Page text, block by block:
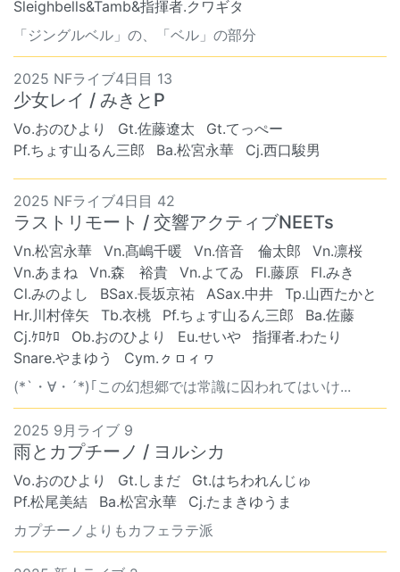
Sleighbells&Tamb&指揮者.クワギタ
「ジングルベル」の、「ベル」の部分
2025 NFライブ4日目 13
少女レイ / みきとP
Vo.おのひより Gt.佐藤遼太
Gt.てっぺー
Pf.ちょす山るん三郎
Ba.松宮永華 Cj.西口駿男
2025 NFライブ4日目 42
ラストリモート / 交響アクティブNEETs
Vn.松宮永華 Vn.髙嶋千暖 Vn.倍音 倫太郎
Vn.凛桜
Vn.あまね
Vn.森 裕貴 Vn.よてゐ Fl.藤原
Fl.みき
Cl.みのよし
BSax.長坂京祐 ASax.中井
Tp.山西たかと
Hr.川村倖矢
Tb.衣桃 Pf.ちょす山るん三郎
Ba.佐藤
Cj.ｹﾛｹﾛ
Ob.おのひより Eu.せいや
指揮者.わたり
Snare.やまゆう
Cym.ㇰㇿィヮ
(*`・∀・´*)｢この幻想郷では常識に囚われてはいけ...
2025 9月ライブ 9
雨とカプチーノ / ヨルシカ
Vo.おのひより Gt.しまだ
Gt.はちわれんじゅ
Pf.松尾美結
Ba.松宮永華
Cj.たまきゆうま
カプチーノよりもカフェラテ派